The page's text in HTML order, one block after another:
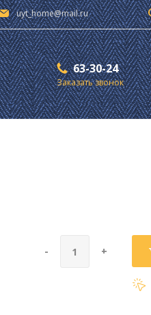
uyt_home@mail.ru
63-30-24
Заказать звонок
- +